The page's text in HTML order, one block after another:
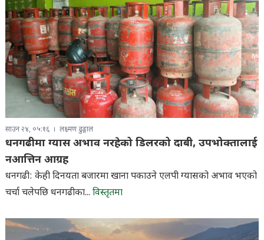
साउन २४, ०५:१६ लक्ष्मण ढुङ्गाल
धनगढीमा ग्यास अभाव नरहेको डिलरको दाबी, उपभोक्तालाई
नआत्तिन आग्रह
धनगढी: केही दिनयता बजारमा खाना पकाउने एलपी ग्यासको अभाव भएको
चर्चा चलेपछि धनगढीका... विस्तृतमा